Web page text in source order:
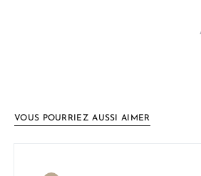
VOUS POURRIEZ AUSSI AIMER